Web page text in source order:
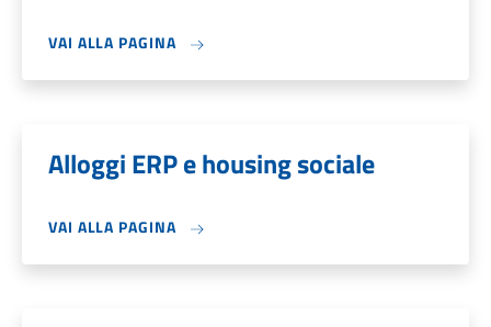
VAI ALLA PAGINA
Alloggi ERP e housing sociale
VAI ALLA PAGINA